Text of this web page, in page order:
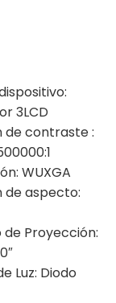
3LCD
de contraste :
WUXGA
de aspecto:
de Proyección:
Luz: Diodo